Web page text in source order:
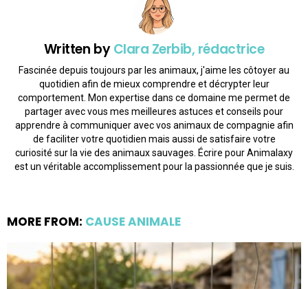
Written byClara Zerbib, rédactrice
Fascinée depuis toujours par les animaux, j'aime les côtoyer au
quotidien afin de mieux comprendre et décrypter leur
comportement. Mon expertise dans ce domaine me permet de
partager avec vous mes meilleures astuces et conseils pour
apprendre à communiquer avec vos animaux de compagnie afin
de faciliter votre quotidien mais aussi de satisfaire votre
curiosité sur la vie des animaux sauvages. Écrire pour Animalaxy
est un véritable accomplissement pour la passionnée que je suis.
MORE FROM: CAUSE ANIMALE